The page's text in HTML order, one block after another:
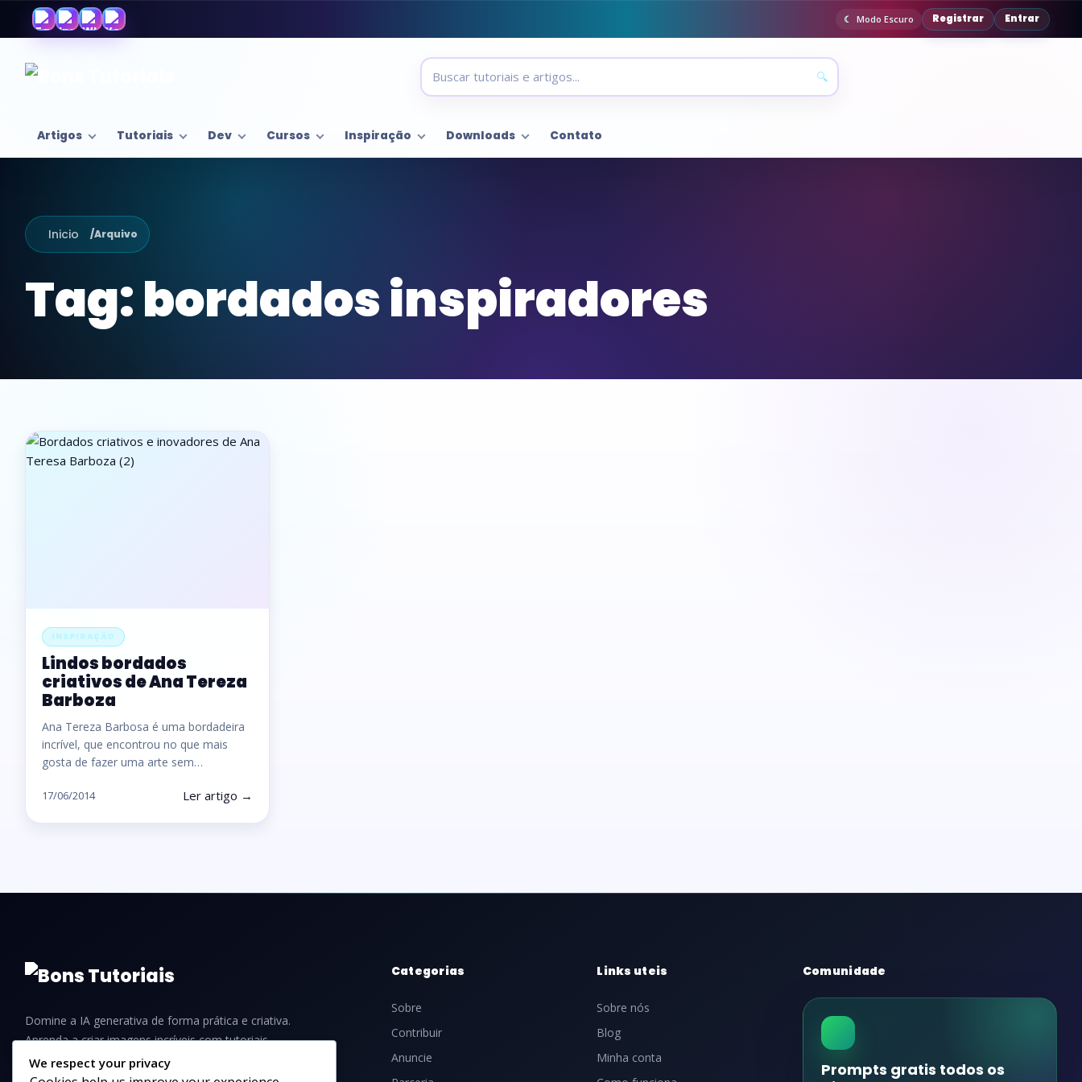
Modo Escuro Registrar Entrar
🔍
Artigos Tutoriais Dev Cursos Inspiração Downloads Contato
Inicio /Arquivo
Tag:bordados inspiradores
INSPIRAÇÃO
Lindos bordados
criativos de Ana Tereza
Barboza
Ana Tereza Barbosa é uma bordadeira
incrível, que encontrou no que mais
gosta de fazer uma arte sem…
17/06/2014 Ler artigo →
Domine a IA generativa de forma prática e criativa.
Aprenda a criar imagens incríveis com tutoriais,
guias e dicas para iniciantes e profissionais.
Categorias
Sobre
Contribuir
Anuncie
Links uteis
Sobre nós
Blog
Minha conta
Comunidade
Prompts gratis todos os
We respect your privacy